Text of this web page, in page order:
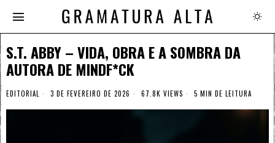
S.T. ABBY – VIDA, OBRA E A SOMBRA DA
AUTORA DE MINDF*CK
EDITORIAL 3 DE FEVEREIRO DE 2026 67.8K VIEWS 5 MIN DE LEITURA